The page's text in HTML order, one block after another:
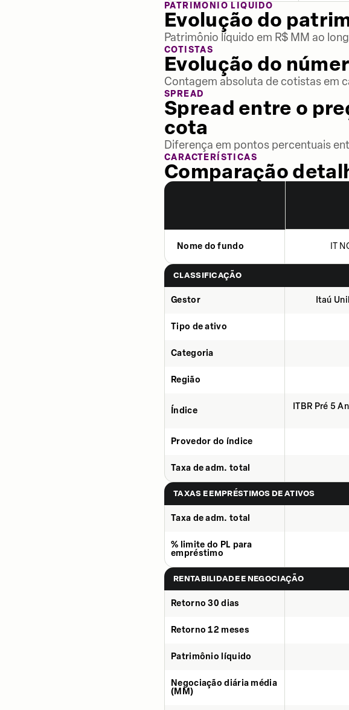
PATRIMÔNIO LÍQUIDO
Evolução do
Patrimônio líquido em R$ MM ao
COTISTAS
Evolução do
Contagem absoluta de cotistas em
SPREAD
Spread entre o
cota
Diferença em pontos percentuais
CARACTERÍSTICAS
Comparação
Nome do fundo IT
CLASSIFICAÇÃO
Gestor Itaú
Tipo de ativo
Categoria
Região
Índice
ITBR Pré 5
Provedor do índice
Taxa de adm. total
TAXAS E EMPRÉSTIMOS DE ATIVOS
Taxa de adm. total
% limite do PL para
empréstimo
RENTABILIDADE E NEGOCIAÇÃO
Retorno 30 dias
Retorno 12 meses
Patrimônio líquido
Negociação diária média
(MM)